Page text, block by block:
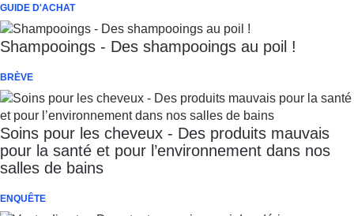
GUIDE D'ACHAT
Shampooings - Des shampooings au poil !
BRÈVE
Soins pour les cheveux - Des produits mauvais
pour la santé et pour l’environnement dans nos
salles de bains
ENQUÊTE